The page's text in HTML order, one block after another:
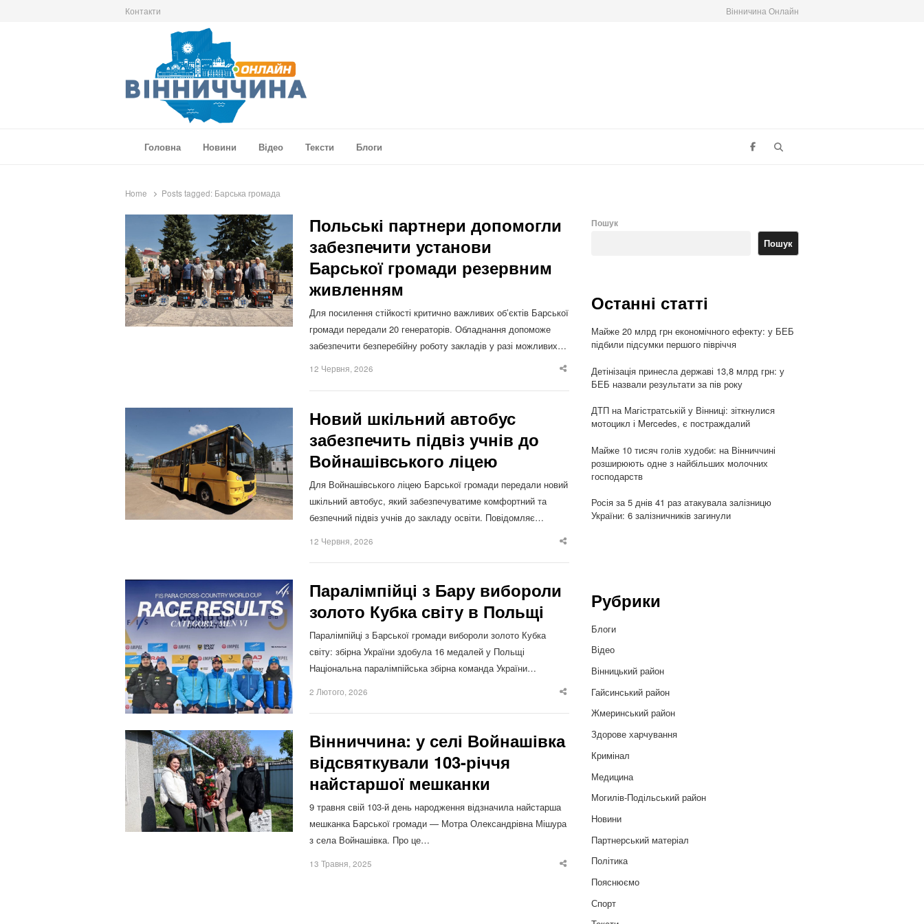
Контакти Вінничина Онлайн
Головна
Новини Відео Тексти Блоги
Home Posts tagged: Барська громада
Польські партнери допомогли
забезпечити установи
Барської громади резервним
живленням
Для посилення стійкості критично важливих об’єктів Барської
громади передали 20 генераторів. Обладнання допоможе
забезпечити безперебійну роботу закладів у разі можливих…
12 Червня, 2026
Share
Новий шкільний автобус
забезпечить підвіз учнів до
Войнашівського ліцею
Для Войнашівського ліцею Барської громади передали новий
шкільний автобус, який забезпечуватиме комфортний та
безпечний підвіз учнів до закладу освіти. Повідомляє…
12 Червня, 2026
Share
Паралімпійці з Бару вибороли
золото Кубка світу в Польщі
Паралімпійці з Барської громади вибороли золото Кубка
світу: збірна України здобула 16 медалей у Польщі
Національна паралімпійська збірна команда України…
2 Лютого, 2026
Share
Вінниччина: у селі Войнашівка
відсвяткували 103-річчя
найстаршої мешканки
9 травня свій 103-й день народження відзначила найстарша
мешканка Барської громади — Мотра Олександрівна Мішура
з села Войнашівка. Про це…
13 Травня, 2025
Share
Пошук
Пошук
Останні статті
Майже 20 млрд грн економічного ефекту: у БЕБ
підбили підсумки першого півріччя
Детінізація принесла державі 13,8 млрд грн: у
БЕБ назвали результати за пів року
ДТП на Магістратській у Вінниці: зіткнулися
мотоцикл і Mercedes, є постраждалий
Майже 10 тисяч голів худоби: на Вінниччині
розширюють одне з найбільших молочних
господарств
Росія за 5 днів 41 раз атакувала залізницю
України: 6 залізничників загинули
Рубрики
Блоги
Відео
Вінницький район
Гайсинський район
Жмеринський район
Здорове харчування
Кримінал
Медицина
Могилів-Подільський район
Новини
Партнерський матеріал
Політика
Пояснюємо
Спорт